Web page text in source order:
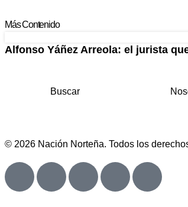
Más Contenido
Alfonso Yáñez Arreola: el jurista
Buscar
© 2026 Nación Norteña. Todos los